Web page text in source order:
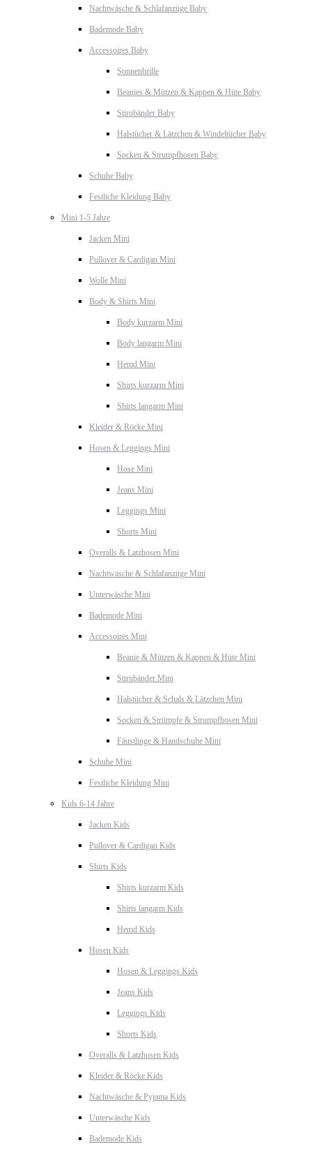
Nachtwäsche & Schlafanzüge Baby
Bademode Baby
Accessoires Baby
Sonnenbrille
Beanies & Mützen & Kappen & Hüte Baby
Stirnbänder Baby
Halstücher & Lätzchen & Windeltücher Baby
Socken & Strumpfhosen Baby
Schuhe Baby
Festliche Kleidung Baby
Mini 1-5 Jahre
Jacken Mini
Pullover & Cardigan Mini
Wolle Mini
Body & Shirts Mini
Body kurzarm Mini
Body langarm Mini
Hemd Mini
Shirts kurzarm Mini
Shirts langarm Mini
Kleider & Röcke Mini
Hosen & Leggings Mini
Hose Mini
Jeans Mini
Leggings Mini
Shorts Mini
Overalls & Latzhosen Mini
Nachtwäsche & Schlafanzüge Mini
Unterwäsche Mini
Bademode Mini
Accessoires Mini
Beanie & Mützen & Kappen & Hüte Mini
Stirnbänder Mini
Halstücher & Schals & Lätzchen Mini
Socken & Strümpfe & Strumpfhosen Mini
Fäustlinge & Handschuhe Mini
Schuhe Mini
Festliche Kleidung Mini
Kids 6-14 Jahre
Jacken Kids
Pullover & Cardigan Kids
Shirts Kids
Shirts kurzarm Kids
Shirts langarm Kids
Hemd Kids
Hosen Kids
Hosen & Leggings Kids
Jeans Kids
Leggings Kids
Shorts Kids
Overalls & Latzhosen Kids
Kleider & Röcke Kids
Nachtwäsche & Pyjama Kids
Unterwäsche Kids
Bademode Kids